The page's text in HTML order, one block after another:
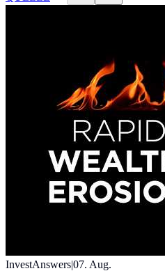
InvestAnswers|07. Aug.